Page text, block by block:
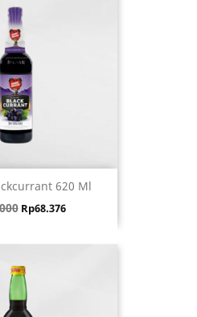
620 Ml
Harga
Rp68.376